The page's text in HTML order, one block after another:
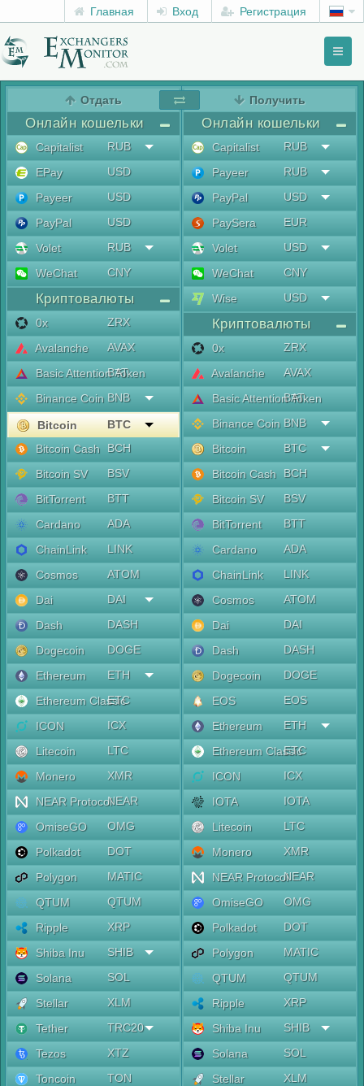
Главная Вход Регистрация
Отдать
Онлайн кошельки
Capitalist
RUB
EPay
USD
Payeer
USD
PayPal
USD
Volet
RUB
WeChat
CNY
Криптовалюты
0x
ZRX
Avalanche
AVAX
Basic Attention Token
BAT
Binance Coin BNB
Bitcoin
BTC
Bitcoin Cash
BCH
Bitcoin SV
BSV
BitTorrent
BTT
Cardano
ADA
ChainLink
LINK
Cosmos
ATOM
Dai
DAI
Dash
DASH
Dogecoin
DOGE
Ethereum
ETH
Ethereum Classic
ETC
ICON
ICX
Litecoin
LTC
Monero
XMR
NEAR ProtocolNEAR
OmiseGO
OMG
Polkadot
DOT
Polygon
MATIC
QTUM
QTUM
Ripple
XRP
Shiba Inu
SHIB
Solana
SOL
Stellar
XLM
Tether
TRC20
Tezos
XTZ
Toncoin
TON
Получить
Онлайн кошельки
Capitalist
RUB
Payeer
RUB
PayPal
USD
PaySera
EUR
Volet
USD
WeChat
CNY
Wise
USD
Криптовалюты
0x
ZRX
Avalanche
AVAX
Basic Attention Token
BAT
Binance Coin BNB
Bitcoin
BTC
Bitcoin Cash
BCH
Bitcoin SV
BSV
BitTorrent
BTT
Cardano
ADA
ChainLink
LINK
Cosmos
ATOM
Dai
DAI
Dash
DASH
Dogecoin
DOGE
EOS
EOS
Ethereum
ETH
Ethereum Classic
ETC
ICON
ICX
IOTA
IOTA
Litecoin
LTC
Monero
XMR
NEAR ProtocolNEAR
OmiseGO
OMG
Polkadot
DOT
Polygon
MATIC
QTUM
QTUM
Ripple
XRP
Shiba Inu
SHIB
Solana
SOL
Stellar
XLM